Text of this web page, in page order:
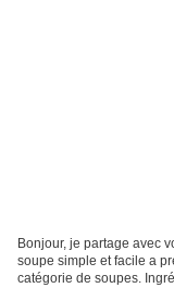
Bonjour, je partage avec
soupe simple et facile a
catégorie de soupes.